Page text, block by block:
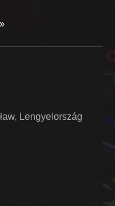
»
Lengyelország